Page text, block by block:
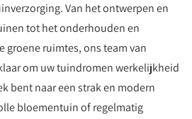
Van het ontwerpen en
tot het onderhouden en
groene ruimtes, ons team van
om uw tuindromen werkelijkheid
bent naar een strak en modern
bloementuin of regelmatig